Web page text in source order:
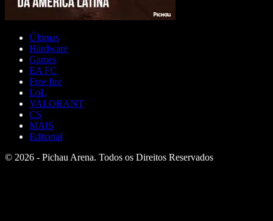
Últimas
Hardware
Games
EA FC
Free fire
LoL
VALORANT
CS
MAIS
Editorial
© 2026 - Pichau Arena. Todos os Direitos Reservados